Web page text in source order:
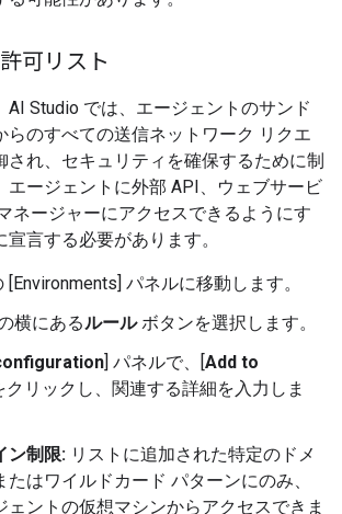
可リスト
AI Studio では、エージェントのサンド
らのすべての送信ネットワーク リクエ
され、セキュリティを確保するために制
エージェントに外部 API、ウェブサービ
ネージャーにアクセスできるようにす
言する必要があります。
[Environments] パネルに移動します。
横にあるルールボタンを選択します。
] パネルで、[Add to
クリックし、関連する詳細を入力しま
ン制限: リストに追加された特定のドメ
たはワイルドカード パターンにのみ、
ェントの仮想マシンからアクセスできま